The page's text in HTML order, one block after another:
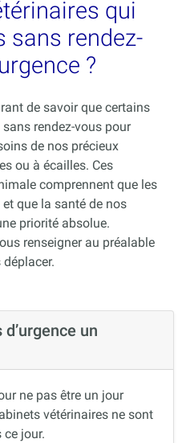
qui
sans rendez-
?
de savoir que certains
rendez-vous pour
de nos précieux
ou à écailles. Ces
comprennent que les
que la santé de nos
priorité absolue.
renseigner au préalable
un
ne pas être un jour
vétérinaires ne sont
jour.